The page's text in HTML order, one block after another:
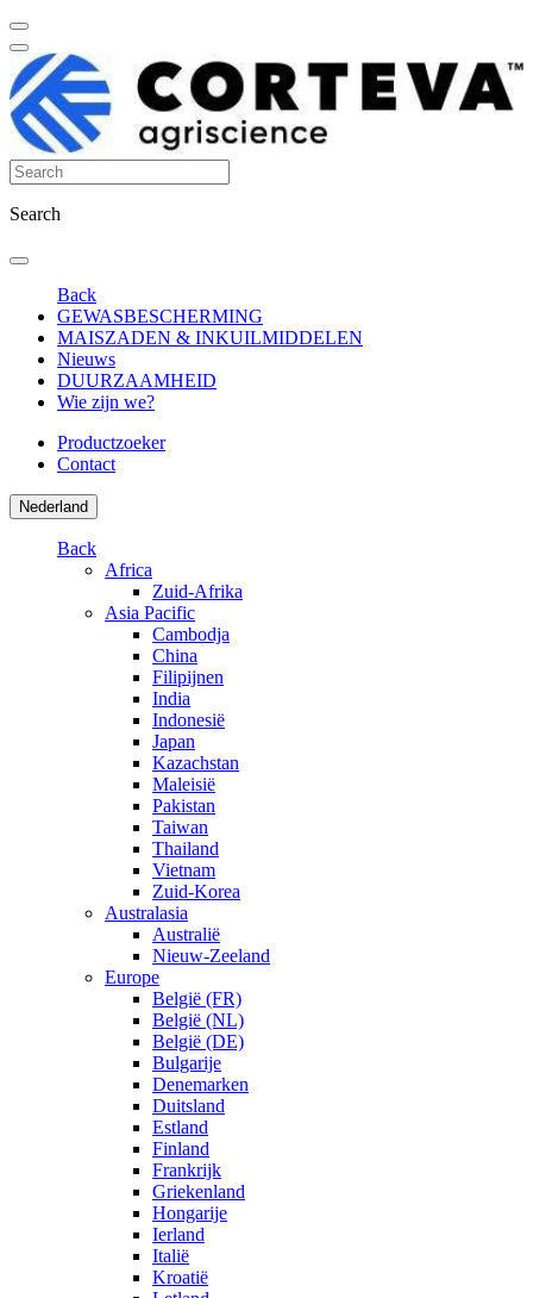
Search
Back
GEWASBESCHERMING
MAISZADEN & INKUILMIDDELEN
Nieuws
DUURZAAMHEID
Wie zijn we?
Productzoeker
Contact
Nederland
Back
Africa
Zuid-Afrika
Asia Pacific
Cambodja
China
Filipijnen
India
Indonesië
Japan
Kazachstan
Maleisië
Pakistan
Taiwan
Thailand
Vietnam
Zuid-Korea
Australasia
Australië
Nieuw-Zeeland
Europe
België (FR)
België (NL)
België (DE)
Bulgarije
Denemarken
Duitsland
Estland
Finland
Frankrijk
Griekenland
Hongarije
Ierland
Italië
Kroatië